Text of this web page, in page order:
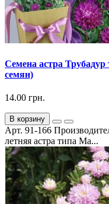
Семена астра
семян)
14.00 грн.
В корзину
Арт. 91-166
летняя астра типа Ма...